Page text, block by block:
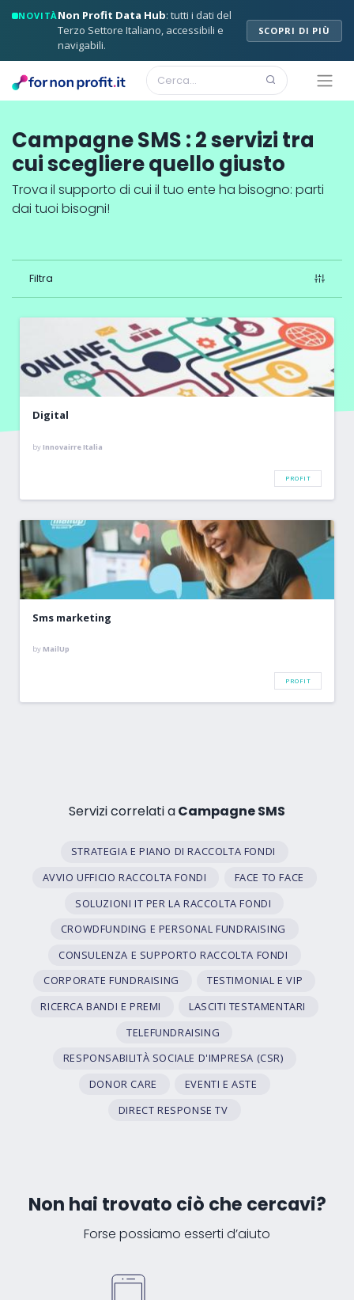
NOVITÀNon Profit Data Hub: tutti i dati del
Terzo Settore Italiano, accessibili e
navigabili.
SCOPRI DI PIÙ
Campagne SMS:2servizitra
cui scegliere quello giusto
Trova il supporto di cui il tuo ente ha bisogno: parti
dai tuoi bisogni!
Filtra
Digital
byInnovairre Italia
PROFIT
Sms marketing
byMailUp
PROFIT
Servizi correlati aCampagne SMS
STRATEGIA E PIANO DI RACCOLTA FONDI
AVVIO UFFICIO RACCOLTA FONDI
FACE TO FACE
SOLUZIONI IT PER LA RACCOLTA FONDI
CROWDFUNDING E PERSONAL FUNDRAISING
CONSULENZA E SUPPORTO RACCOLTA FONDI
CORPORATE FUNDRAISING
TESTIMONIAL E VIP
RICERCA BANDI E PREMI
LASCITI TESTAMENTARI
TELEFUNDRAISING
RESPONSABILITÀ SOCIALE D'IMPRESA (CSR)
DONOR CARE
EVENTI E ASTE
DIRECT RESPONSE TV
Non hai trovato ciò che cercavi?
Forse possiamo esserti d’aiuto